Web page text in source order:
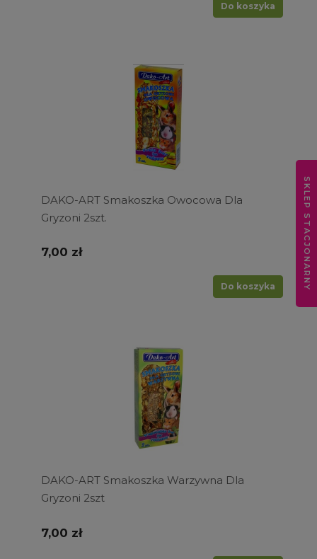
Do koszyka
DAKO-ART Smakoszka Owocowa Dla
Gryzoni 2szt.
7,00 zł
Do koszyka
DAKO-ART Smakoszka Warzywna Dla
Gryzoni 2szt
7,00 zł
SKLEP STACJONARNY